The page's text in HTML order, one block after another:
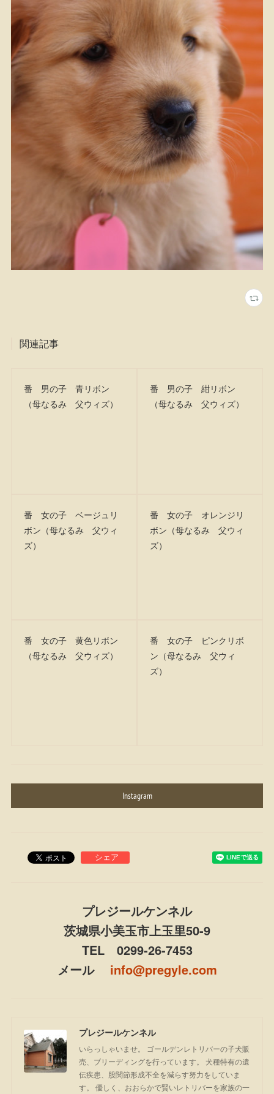
関連記事
番 男の子 青リボン
（母なるみ 父ウィズ）
番 男の子 紺リボン
（母なるみ 父ウィズ）
番 女の子 ベージュリ
ボン（母なるみ 父ウィ
ズ）
番 女の子 オレンジリ
ボン（母なるみ 父ウィ
ズ）
番 女の子 黄色リボン
（母なるみ 父ウィズ）
番 女の子 ピンクリボ
ン（母なるみ 父ウィ
ズ）
Instagram
プレジールケンネル
茨城県小美玉市上玉里50-9
TEL 0299-26-7453
メール info@pregyle.com
プレジールケンネル
いらっしゃいませ。 ゴールデンレトリバーの子犬販
売、ブリーディングを行っています。 犬種特有の遺
伝疾患、股関節形成不全を減らす努力をしていま
す。 優しく、おおらかで賢いレトリバーを家族の一